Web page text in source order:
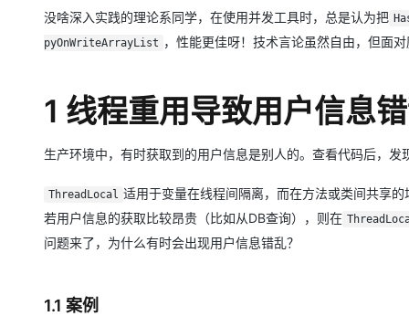
没啥深入实践的理论系同学，在使用并发工具时，总是认为把
pyOnWriteArrayList ，性能更佳呀！技术言论虽然自由，但面
1 线程重用导致用户信息
生产环境中，有时获取到的用户信息是别人的。查看代码后，发
ThreadLocal 适用于变量在线程间隔离，而在方法或类间共享的
若用户信息的获取比较昂贵（比如从DB查询），则在
问题来了，为什么有时会出现用户信息错乱？
1.1 案例
Qwen3.7-Plus
能看、能想、能动手的多
千问AI平台-Token Plan
网络与CDN
中间件
数据库
大数据计算
媒体服务
域名与网站
云解析DNS
云防火墙
云原生的云上边界网络安
安全
可观测
上云与迁云
政企业务
解决方案免费试用 新老
最高领取价值200元试用
140+云产品 免费试用
产品新客免费试用，最长
助力企业全员 AI 认知与能
电子合同
畅捷通
AI空中课堂在线直播课
生态解决方案
行业生态解决方案
开发者生态解决方案
AI 算法大赛
入门学习赛